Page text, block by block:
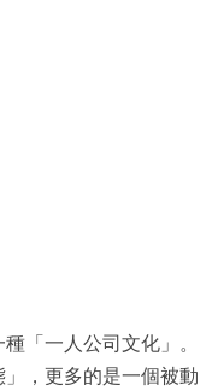
「一人公司文化」。
，更多的是一個被動